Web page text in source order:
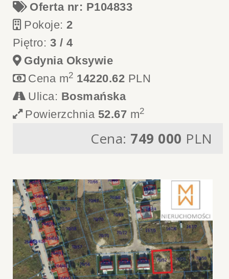
Oferta nr: P104833
Pokoje:2
Piętro: 3 / 4
Gdynia Oksywie
Cena m2 14220.62 PLN
Ulica: Bosmańska
Powierzchnia 52.67 m2
Cena: 749 000 PLN